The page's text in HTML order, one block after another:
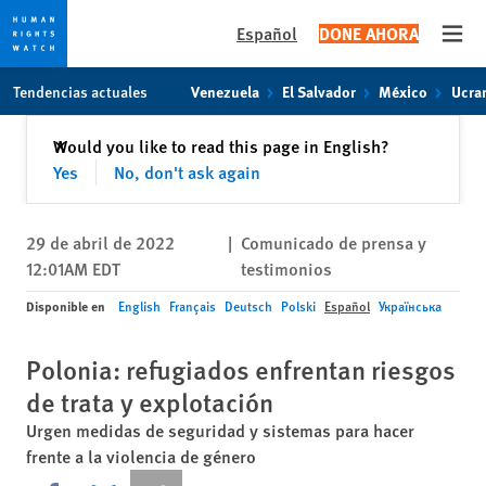
content
Español DONE AHORA
Tendencias actuales Venezuela El Salvador México
Would you like to read this page in English?
Yes
No, don't ask again
✕Cerrar
29 de abril de 2022
12:01AM EDT
| Comunicado de prensa y
testimonios
Disponible en English Français Deutsch Polski Español Українська
Polonia: refugiados enfrentan riesgos
de trata y explotación
Urgen medidas de seguridad y sistemas para hacer
frente a la violencia de género